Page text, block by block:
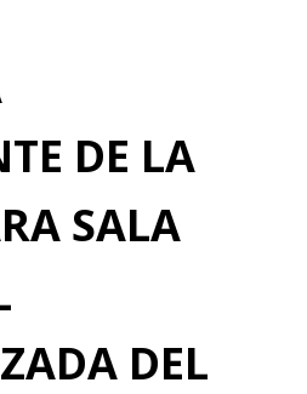
DE LA
SALA
DEL